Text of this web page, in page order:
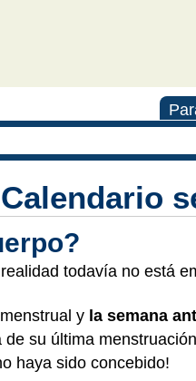
todavía no está
y la semana
su última
haya sido concebido!